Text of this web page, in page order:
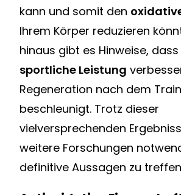
kann und somit den
Ihrem Körper reduzieren
hinaus gibt es Hinweise,
sportliche Leistung
Regeneration nach dem
beschleunigt. Trotz dieser
vielversprechenden
weitere Forschungen
definitive Aussagen zu